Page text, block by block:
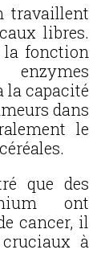
travaillent
libres.
fonction
la capacité
dans
le
que des
ont
cancer, il
à